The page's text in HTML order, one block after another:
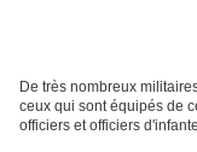
De très nombreux
ceux qui sont équipés de
officiers et officiers